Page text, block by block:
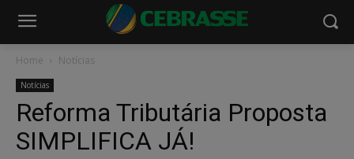
Home Notícias
Notícias
Reforma Tributária Proposta
SIMPLIFICA JÁ!